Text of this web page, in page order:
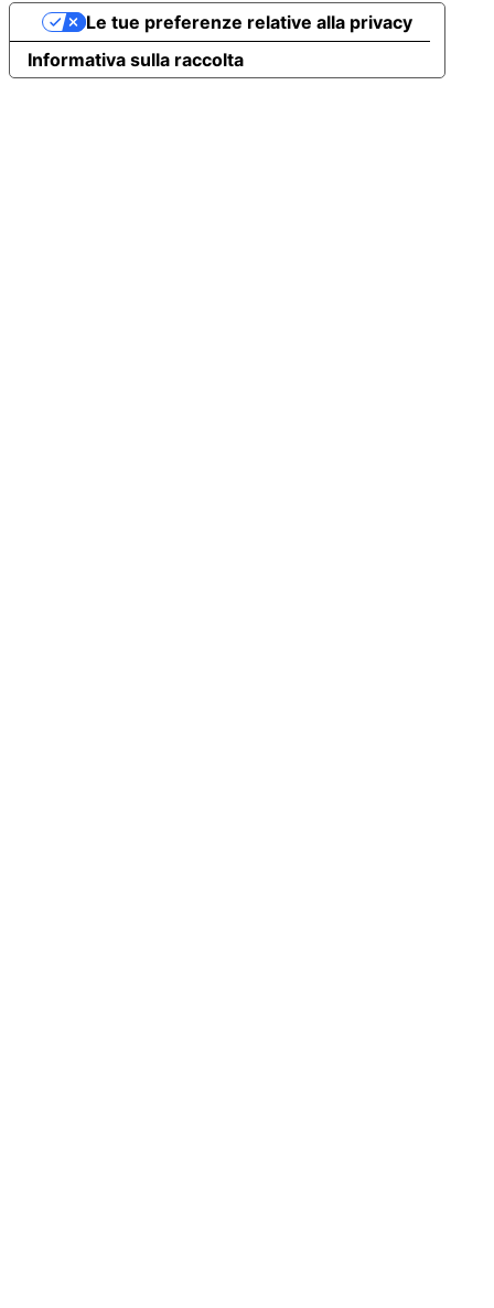
Informativa sulla raccolta
Le tue preferenze relative alla privacy